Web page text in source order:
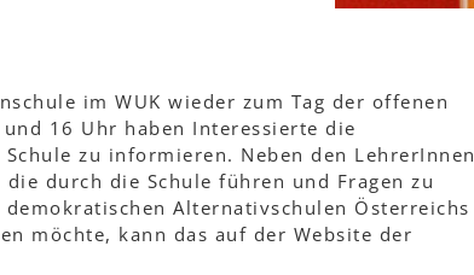
im WUK wieder zum Tag der offenen
16 Uhr haben Interessierte die
zu informieren. Neben den LehrerInnen
durch die Schule führen und Fragen zu
Alternativschulen Österreichs
möchte, kann das auf der Website der